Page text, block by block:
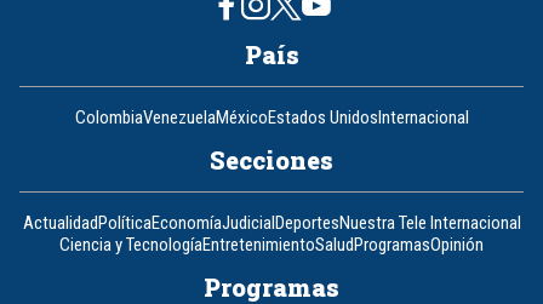
País
ColombiaVenezuelaMéxicoEstados UnidosInternacional
Secciones
ActualidadPolíticaEconomíaJudicialDeportesNuestra Tele Internacional
Ciencia y TecnologíaEntretenimientoSaludProgramasOpinión
Programas